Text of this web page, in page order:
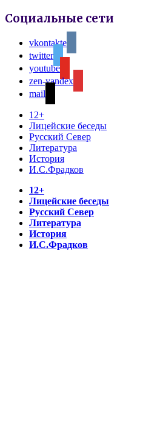
Социальные сети
vkontakte
twitter
youtube
zen-yandex
mail
12+
Лицейские беседы
Русский Север
Литература
История
И.С.Фрадков
12+
Лицейские беседы
Русский Север
Литература
История
И.С.Фрадков